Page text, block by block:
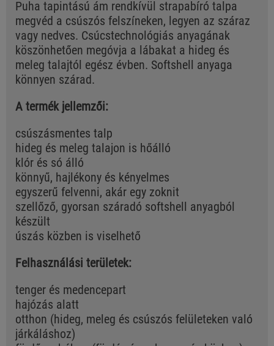
Puha tapintású ám rendkívül strapabíró talpa
megvéd a csúszós felszíneken, legyen az száraz
vagy nedves. Csúcstechnológiás anyagának
köszönhetően megóvja a lábakat a hideg és
meleg talajtól egész évben. Softshell anyaga
könnyen szárad.
A termék jellemzői:
csúszásmentes talp
hideg és meleg talajon is hőálló
klór és só álló
könnyű, hajlékony és kényelmes
egyszerű felvenni, akár egy zoknit
szellőző, gyorsan száradó softshell anyagból
készült
úszás közben is viselhető
Felhasználási területek:
tenger és medencepart
hajózás alatt
otthon (hideg, meleg és csúszós felületeken való
járkáláshoz)